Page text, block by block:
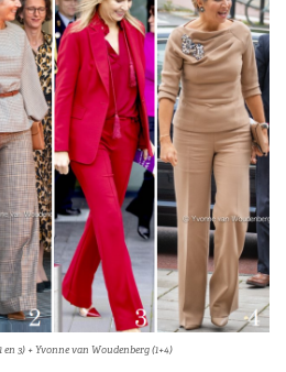
en 3) + Yvonne van Woudenberg (1+4)